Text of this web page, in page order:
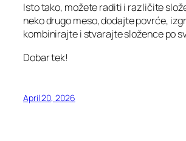
Isto tako, možete raditi i različite
neko drugo meso, dodajte povrće,
kombinirajte i stvarajte složence po
Dobar tek!
April 20, 2026